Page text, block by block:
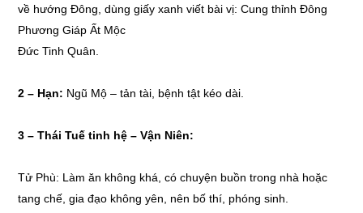
về hướng Đông, dùng giấy xanh viết bài vị: Cung thỉnh Đông
Phương Giáp Ất Mộc
Đức Tinh Quân.
2 – Hạn: Ngũ Mộ – tản tài, bệnh tật kéo dài.
3 – Thái Tuế tinh hệ – Vận Niên:
Tử Phù: Làm ăn không khá, có chuyện buồn trong nhà hoặc
tang chế, gia đạo không yên, nên bố thí, phóng sinh.